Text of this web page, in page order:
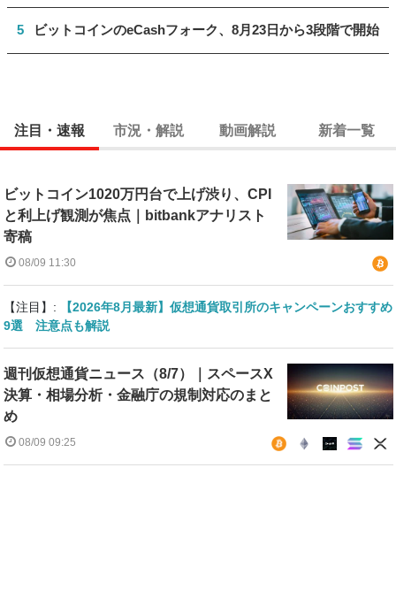
5 ビットコインのeCashフォーク、8月23日から3段階で開始
注目・速報 市況・解説 動画解説 新着一覧
ビットコイン1020万円台で上げ渋り、CPI
と利上げ観測が焦点｜bitbankアナリスト
寄稿
08/09 11:30
【注目】:
【2026年8月最新】仮想通貨取引所のキャンペーンおすすめ
9選 注意点も解説
週刊仮想通貨ニュース（8/7）｜スペースX
決算・相場分析・金融庁の規制対応のまと
め
08/09 09:25